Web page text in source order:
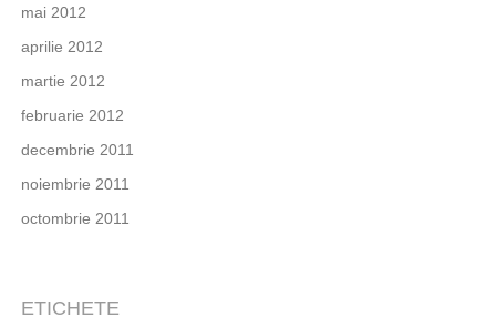
mai 2012
aprilie 2012
martie 2012
februarie 2012
decembrie 2011
noiembrie 2011
octombrie 2011
ETICHETE